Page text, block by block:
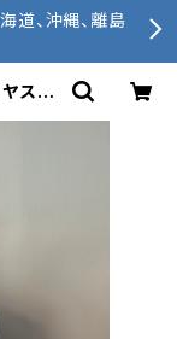
、沖縄、離島
ス小